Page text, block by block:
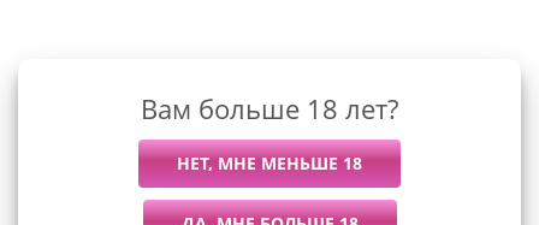
В данный момент нет активных
товаров
Вам больше 18 лет?